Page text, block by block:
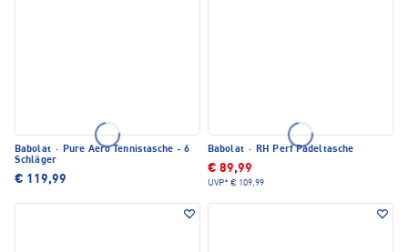
Babolat · Pure Aero Tennistasche - 6
Schläger
€ 119,99
Babolat · RH Perf Padeltasche
€ 89,99
UVP* € 109,99